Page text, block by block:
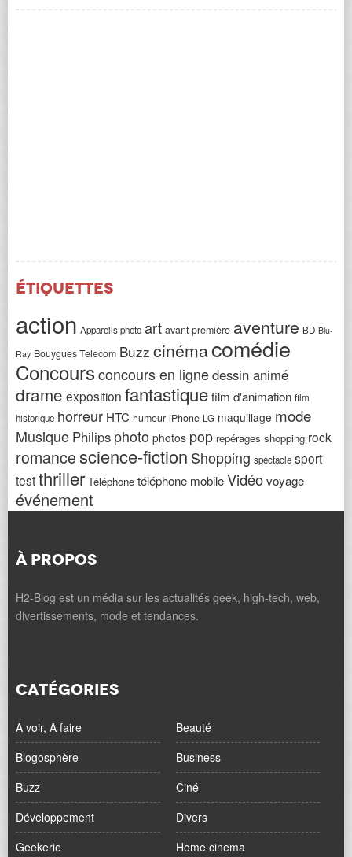
Étiquettes
action Appareils photo art avant-première aventure BD Blu-
Ray Bouygues Telecom Buzz cinémacomédie
Concoursconcours en lignedessin animé
drame exposition fantastiquefilm d'animation film
historique horreur HTC humeur iPhone LG maquillage mode
Musique Philips photo photos pop repérages shopping rock
romancescience-fiction Shopping spectacle sport
testthriller Téléphone téléphone mobileVidéovoyage
événement
À PROPOS
H2-Blog est un média sur les actualités geek, high-tech, web,
divertissements, mode et tendances.
CATÉGORIES
A voir, A faire
Beauté
Blogosphère
Business
Buzz
Ciné
Développement
Divers
Geekerie
Home cinema